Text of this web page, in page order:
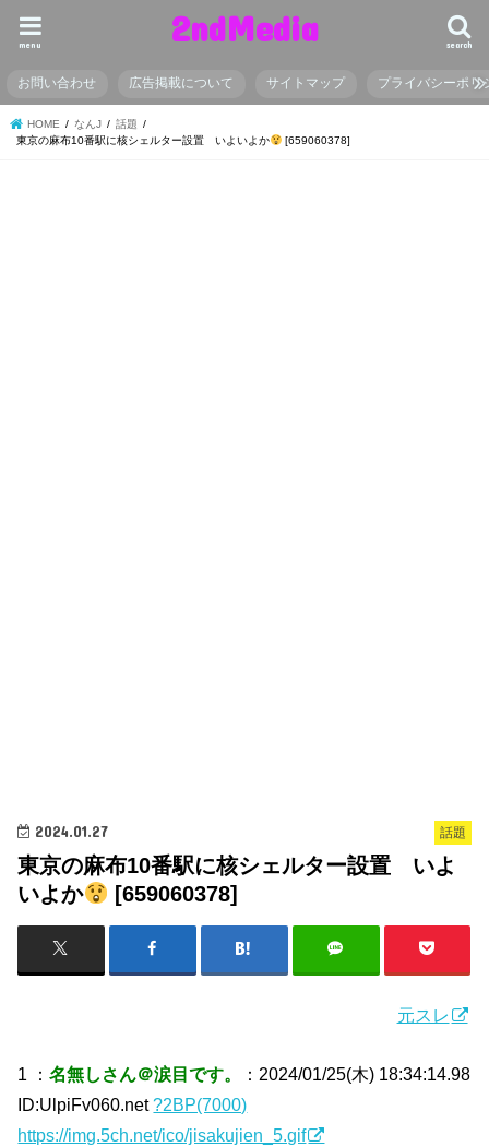
2ndMedia search
menu
お問い合わせ 広告掲載について サイトマップ プライバシーポリ
HOME なんJ
話題
東京の麻布10番駅に核シェルター設置 いよいよか
[659060378]
話題
2024.01.27
東京の麻布10番駅に核シェルター設置 いよ
いよか
[659060378]
元スレ
1 ：名無しさん＠涙目です。
：2024/01/25(木) 18:34:14.98
ID:UlpiFv060.net?2BP(7000)
https://img.5ch.net/ico/jisakujien_5.gif